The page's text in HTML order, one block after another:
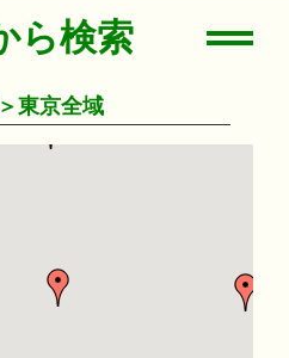
ら検索
東京全域